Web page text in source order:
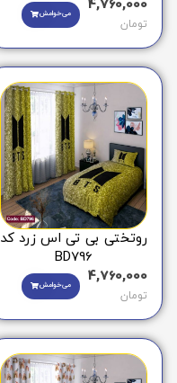
4,760,000
تومان
می‌خوامش
روتختی بی تی اس زرد کد
BD796
4,760,000
تومان
می‌خوامش